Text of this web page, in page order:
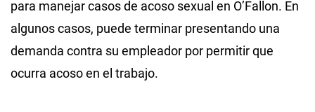
para manejar casos de acoso sexual en O’Fallon. En
algunos casos, puede terminar presentando una
demanda contra su empleador por permitir que
ocurra acoso en el trabajo.